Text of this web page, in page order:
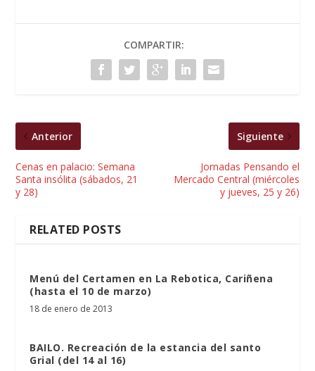
COMPARTIR:
Anterior
Cenas en palacio: Semana
Santa insólita (sábados, 21
y 28)
Siguiente
Jornadas Pensando el
Mercado Central (miércoles
y jueves, 25 y 26)
RELATED POSTS
Menú del Certamen en La Rebotica, Cariñena
(hasta el 10 de marzo)
18 de enero de 2013
BAILO. Recreación de la estancia del santo
Grial (del 14 al 16)